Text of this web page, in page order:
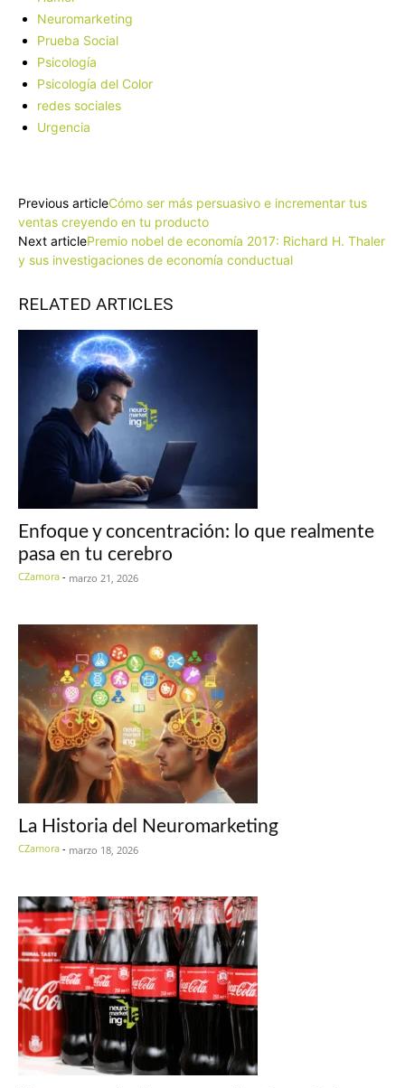
Neuromarketing
Prueba Social
Psicología
Psicología del Color
redes sociales
Urgencia
Previous articleCómo ser más persuasivo e incrementar tus
ventas creyendo en tu producto
Next articlePremio nobel de economía 2017: Richard H. Thaler
y sus investigaciones de economía conductual
RELATED ARTICLES
Enfoque y concentración: lo que realmente
pasa en tu cerebro
CZamora - marzo 21, 2026
La Historia del Neuromarketing
CZamora - marzo 18, 2026